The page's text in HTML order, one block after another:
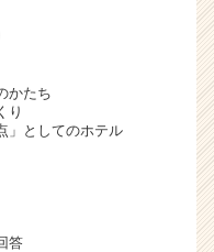
かたち
り
」としてのホテル
答